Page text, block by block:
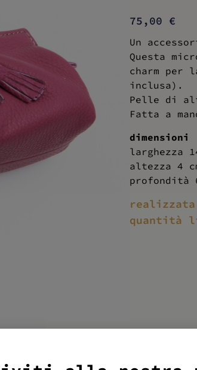
75,00 €
Un
Questa
charm per
inclusa).
Pelle di
Fatta a
dimensioni
larghezza
altezza 4
profondità
realizzata
quantità